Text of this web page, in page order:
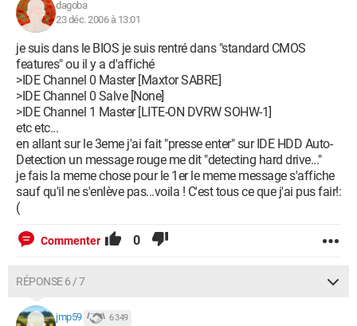
dagoba
23 déc. 2006 à 13:01
je suis dans le BIOS je suis rentré dans "standard CMOS
features" ou il y a d'affiché
>IDE Channel 0 Master [Maxtor SABRE]
>IDE Channel 0 Salve [None]
>IDE Channel 1 Master [LITE-ON DVRW SOHW-1]
etc etc...
en allant sur le 3eme j'ai fait "presse enter" sur IDE HDD Auto-
Detection un message rouge me dit "detecting hard drive..."
je fais la meme chose pour le 1er le meme message s'affiche
sauf qu'il ne s'enlève pas...voila ! C'est tous ce que j'ai pus fair!:
(
Commenter 0
RÉPONSE 6 / 7
jmp59 6 349